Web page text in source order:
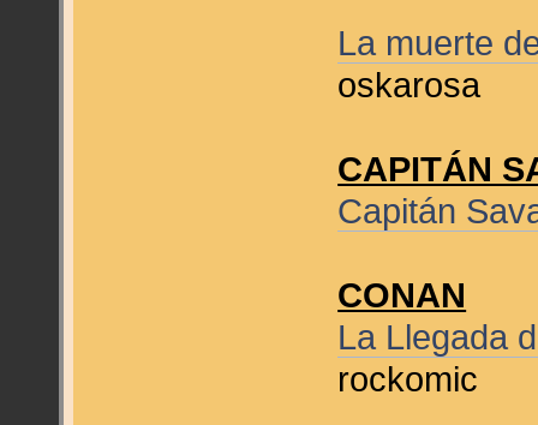
La muerte
oskarosa
CAPITÁN
Capitán
CONAN
La Llegada
rockomic